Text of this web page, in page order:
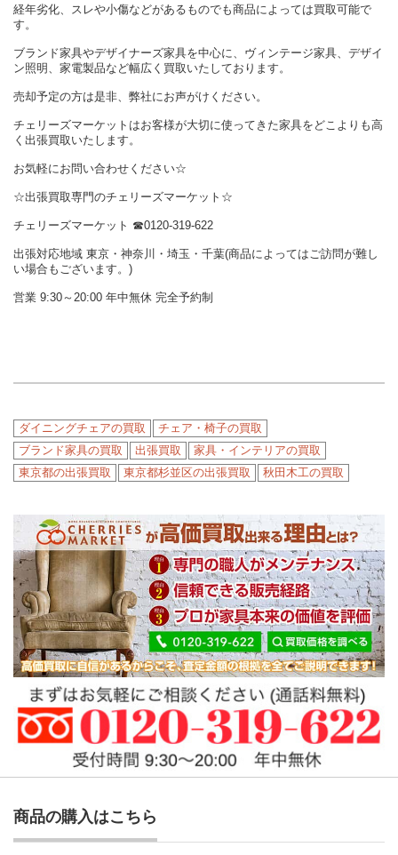
経年劣化、スレや小傷などがあるものでも商品によっては買取可能で
す。
ブランド家具やデザイナーズ家具を中心に、ヴィンテージ家具、デザイ
ン照明、家電製品など幅広く買取いたしております。
売却予定の方は是非、弊社にお声がけください。
チェリーズマーケットはお客様が大切に使ってきた家具をどこよりも高
く出張買取いたします。
お気軽にお問い合わせください☆
☆出張買取専門のチェリーズマーケット☆
チェリーズマーケット ☎︎0120-319-622
出張対応地域 東京・神奈川・埼玉・千葉(商品によってはご訪問が難し
い場合もございます。)
営業 9:30～20:00 年中無休 完全予約制
ダイニングチェアの買取
チェア・椅子の買取
ブランド家具の買取
出張買取
家具・インテリアの買取
東京都の出張買取
東京都杉並区の出張買取 秋田木工の買取
商品の購入はこちら